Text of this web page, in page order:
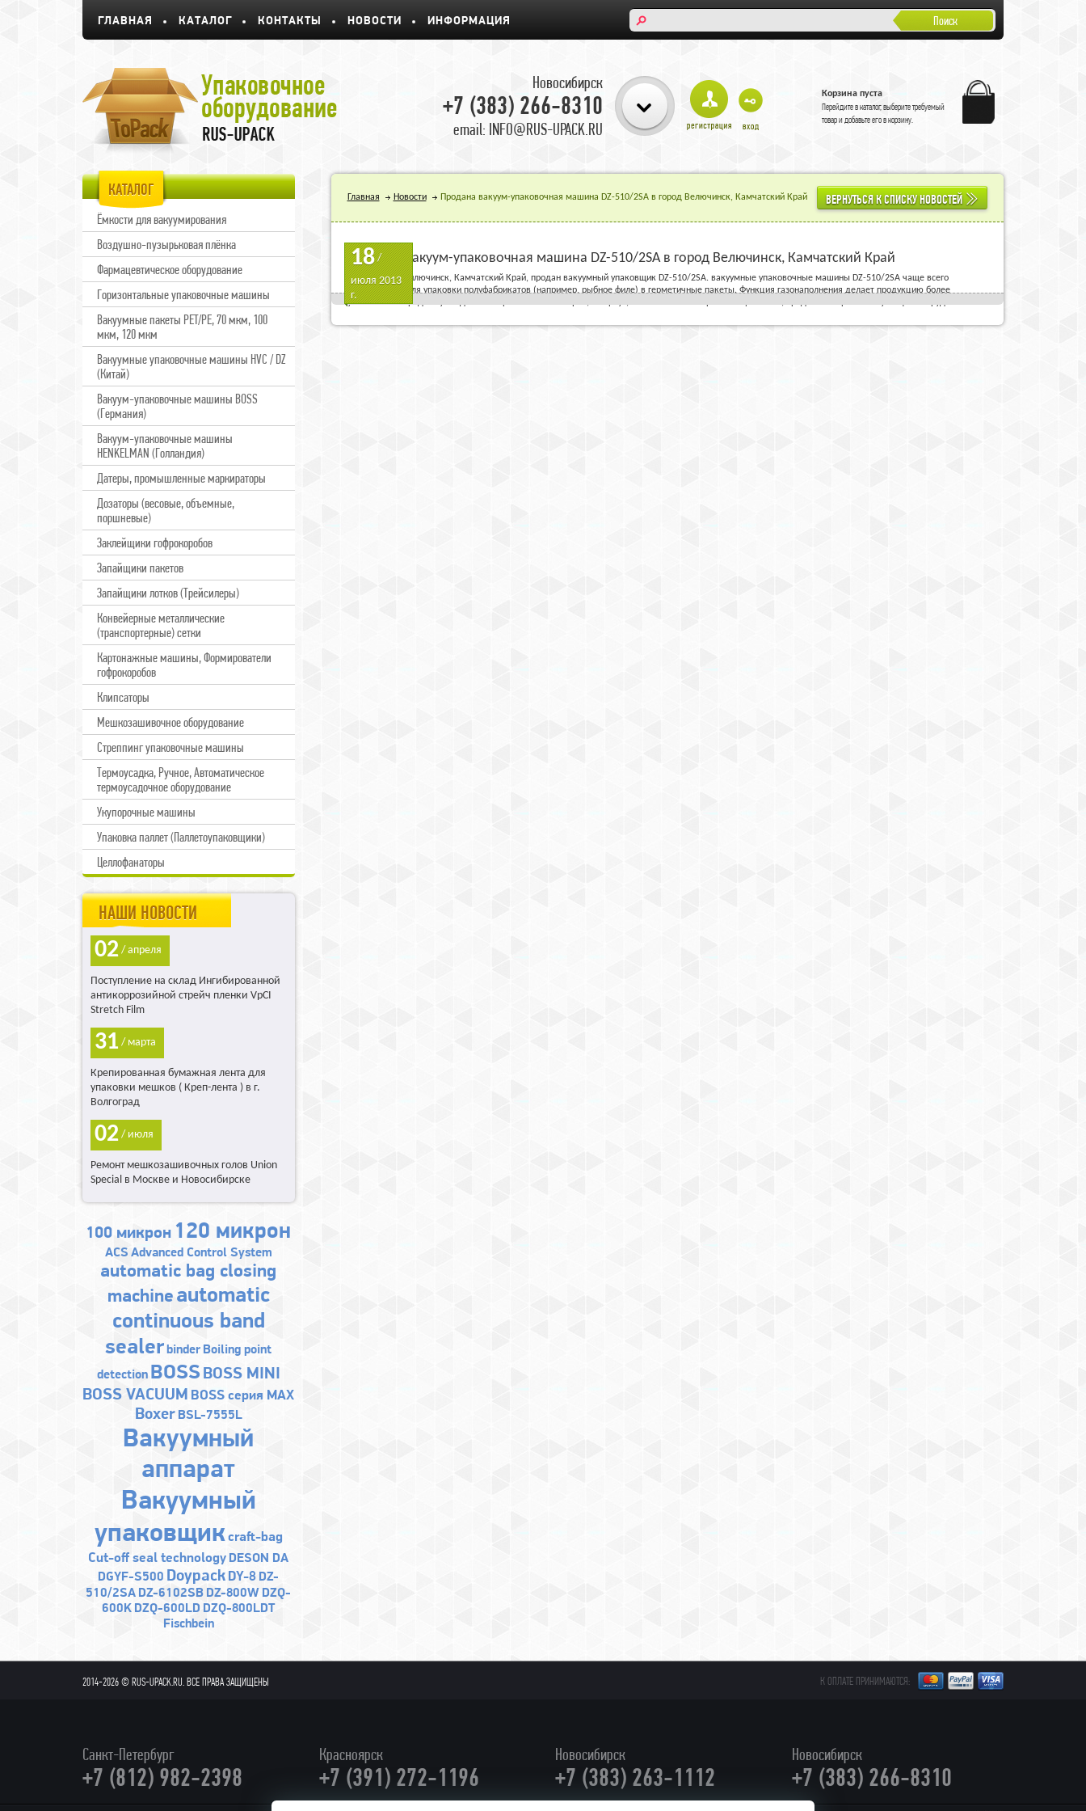
ГЛАВНАЯ КАТАЛОГ КОНТАКТЫ НОВОСТИ ИНФОРМАЦИЯ Поиск
Новосибирск
+7 (383) 266-8310
email: INFO@RUS-UPACK.RU
Корзина пуста
Перейдите вкаталог, выберите требуемый
товар и добавьте его в корзину.
КАТАЛОГ
Ёмкости для вакуумирования
Воздушно-пузырьковая плёнка
Фармацевтическое оборудование
Горизонтальные упаковочные машины
Вакуумные пакеты PET/PE, 70 мкм, 100
мкм, 120 мкм
Вакуумные упаковочные машины HVC / DZ
(Китай)
Вакуум-упаковочные машины BOSS
(Германия)
Вакуум-упаковочные машины
HENKELMAN (Голландия)
Датеры, промышленные маркираторы
Дозаторы (весовые, объемные,
поршневые)
Заклейщики гофрокоробов
Запайщики пакетов
Запайщики лотков (Трейсилеры)
Конвейерные металлические
(транспортерные) сетки
Картонажные машины, Формирователи
гофрокоробов
Клипсаторы
Мешкозашивочное оборудование
Стреппинг упаковочные машины
Термоусадка, Ручное, Автоматическое
термоусадочное оборудование
Укупорочные машины
Упаковка паллет (Паллетоупаковщики)
Целлофанаторы
НАШИ НОВОСТИ
02 / апреля
Поступление на склад Ингибированной
антикоррозийной стрейч пленки VpCI
Stretch Film
31 / марта
Крепированная бумажная лента для
упаковки мешков ( Креп-лента ) в г.
Волгоград
02 / июля
Ремонт мешкозашивочных голов Union
Special в Москве и Новосибирске
100 микрон 120 микрон
ACS Advanced Control System
automatic bag closing
machine automatic
continuous band
sealer binder Boiling point
detection BOSS BOSS MINI
BOSS VACUUM BOSS серия MAX
Boxer BSL-7555L
Bакуумный
аппарат
Bакуумный
упаковщикcraft-bag
Cut-off seal technology DESON DA
DGYF-S500 Doypack DY-8 DZ-
510/2SA DZ-6102SB DZ-800W DZQ-
600K DZQ-600LD DZQ-800LDT
Fischbein
Главная Новости Продана вакуум-упаковочная машина DZ-510/2SA в город Велючинск, Камчатский Край ВЕРНУТЬСЯ К СПИСКУ НОВОСТЕЙ
18/
июля 2013
г.
Продана вакуум-упаковочная машина DZ-510/2SA в город Велючинск, Камчатский Край
В город-порт Вилючинск, Камчатский Край, продан вакуумный упаковщик DZ-510/2SA. вакуумные упаковочные машины DZ-510/2SA чаще всего
применяются для упаковки полуфабрикатов (например, рыбное филе) в герметичные пакеты. Функция газонаполнения делает продукцию более
устойчивой к вредному воздействию различных бактерий, а корпус, выполненый из нержавеющей стали, продлевает срок эксплуатации оборудования.
2014-2026 © RUS-UPACK.RU. ВСЕ ПРАВА ЗАЩИЩЕНЫ К ОПЛАТЕ ПРИНИМАЮТСЯ:
Санкт-Петербург
+7 (812) 982-2398
Красноярск
+7 (391) 272-1196
Новосибирск
+7 (383) 263-1112
Новосибирск
+7 (383) 266-8310